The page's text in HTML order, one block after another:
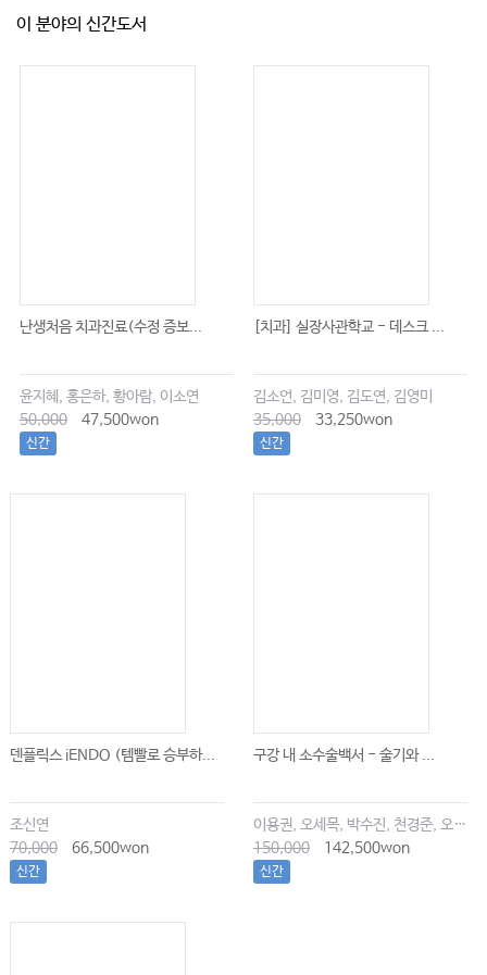
이 분야의 신간도서
난생처음 치과진료(수정 증보...
윤지혜, 홍은하, 황아람, 이소연
50,000
47,500won
신간
[치과] 실장사관학교 - 데스크 ...
김소언, 김미영, 김도연, 김영미
35,000
33,250won
신간
덴플릭스 iENDO (템빨로 승부하...
조신연
70,000
66,500won
신간
구강 내 소수술백서 - 술기와 ...
이용권, 오세목, 박수진, 천경준, 오한솔
150,000
142,500won
신간